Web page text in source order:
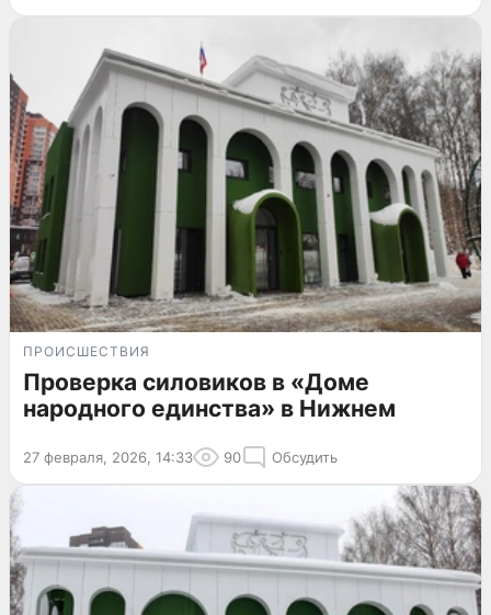
ПРОИСШЕСТВИЯ
Проверка силовиков в «Доме
народного единства» в Нижнем
27 февраля, 2026, 14:33 90 Обсудить